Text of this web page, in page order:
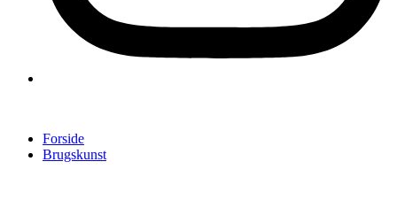
Forside
Brugskunst